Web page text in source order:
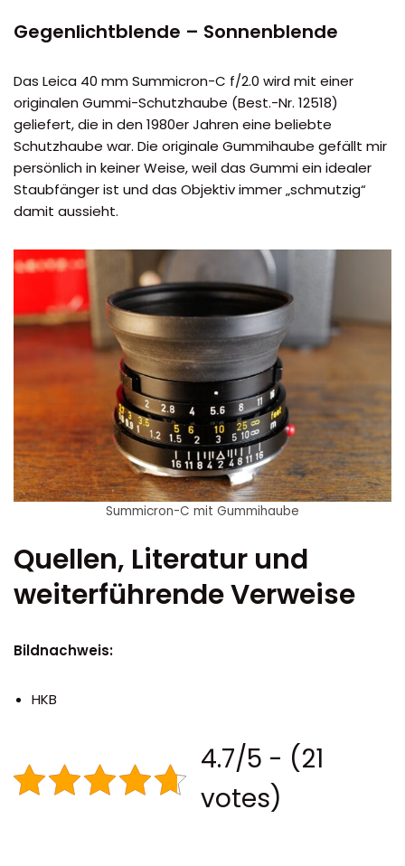
Gegenlichtblende – Sonnenblende
Das Leica 40 mm Summicron-C f/2.0 wird mit einer
originalen Gummi-Schutzhaube (Best.-Nr. 12518)
geliefert, die in den 1980er Jahren eine beliebte
Schutzhaube war. Die originale Gummihaube gefällt mir
persönlich in keiner Weise, weil das Gummi ein idealer
Staubfänger ist und das Objektiv immer „schmutzig“
damit aussieht.
Summicron-C mit Gummihaube
Quellen, Literatur und
weiterführende Verweise
Bildnachweis:
HKB
4.7/5 - (21
votes)